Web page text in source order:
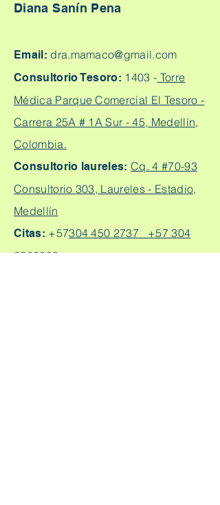
Diana Sanín Pena
Email: dra.mamaco@gmail.com
Consultorio Tesoro: 1403 - Torre
Médica Parque Comercial El Tesoro -
Carrera 25A # 1A Sur - 45, Medellín,
Colombia.
Consultorio laureles:Cq. 4 #70-93
Consultorio 303, Laureles - Estadio,
Medellín
Citas: +57304 450 2737 +57 304
2562888